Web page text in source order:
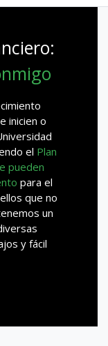
inicien o
el Plan
pueden
para el
que no
un
y fácil